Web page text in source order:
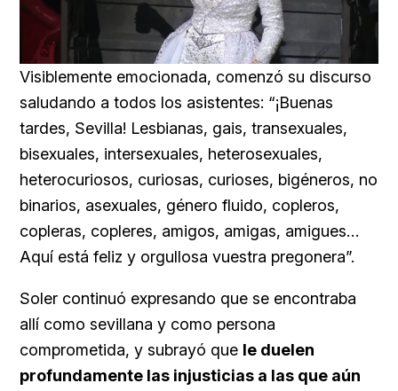
Unmute Loaded:
25.99%
Visiblemente emocionada, comenzó su discurso
saludando a todos los asistentes: “¡Buenas
tardes, Sevilla! Lesbianas, gais, transexuales,
bisexuales, intersexuales, heterosexuales,
heterocuriosos, curiosas, curioses, bigéneros, no
binarios, asexuales, género fluido, copleros,
copleras, copleres, amigos, amigas, amigues…
Aquí está feliz y orgullosa vuestra pregonera”.
Soler continuó expresando que se encontraba
allí como sevillana y como persona
comprometida, y subrayó que le duelen
profundamente las injusticias a las que aún